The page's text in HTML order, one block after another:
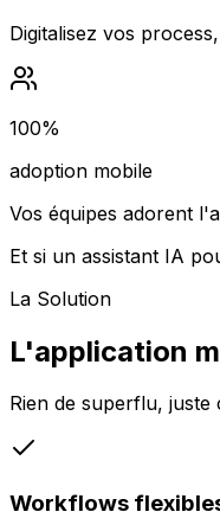
Digitalisez vos
100%
adoption mobile
Vos équipes adorent
Et si un assistant IA
La Solution
L'application
Rien de superflu,
Workflows